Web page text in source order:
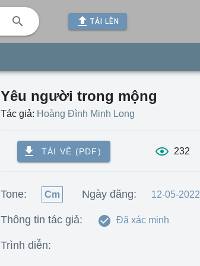
TẢI LÊN
Yêu người trong mộng
Tác giả: Hoàng Đình Minh Long
TẢI VỀ (PDF) 232
Tone: Cm Ngày đăng: 12-05-2022
Thông tin tác giả: Đã xác minh
Trình diễn: